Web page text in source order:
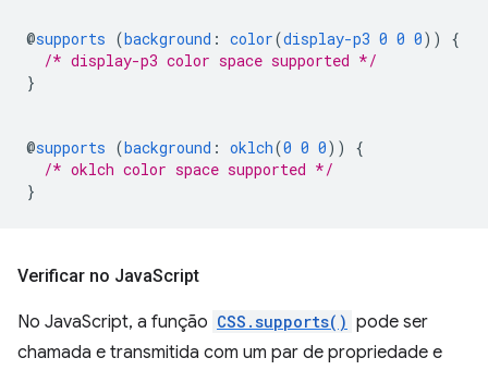
@supports (background : color(display-p3 0 0 0))
{
/* display-p3 color space supported */
}
@supports (background : oklch(0 0 0))
{
/* oklch color space supported */
}
Verificar no JavaScript
No JavaScript, a função CSS.supports() pode ser
chamada e transmitida com um par de propriedade e